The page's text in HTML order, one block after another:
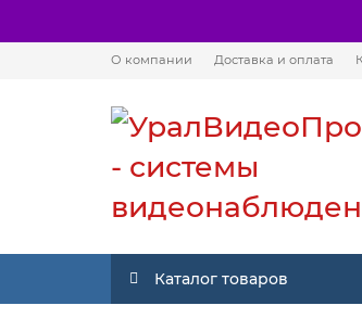
О компании Доставка и оплата
Каталог товаров